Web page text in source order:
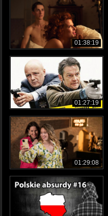
01:38:19
01:27:19
01:29:08